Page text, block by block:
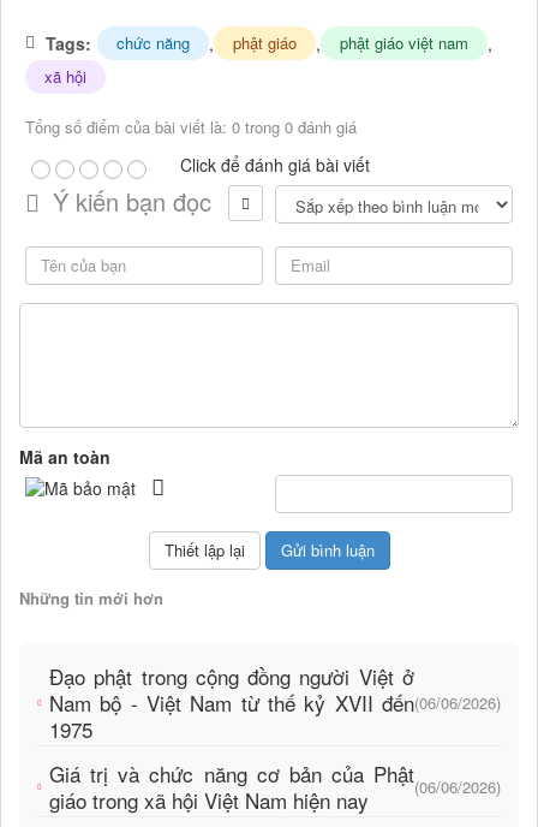
Tags: chức năng , phật giáo , phật giáo việt nam ,
xã hội
Tổng số điểm của bài viết là: 0 trong 0 đánh giá
Click để đánh giá bài viết
Ý kiến bạn đọc
Mã an toàn
Những tin mới hơn
Đạo phật trong cộng đồng người Việt ở
Nam bộ - Việt Nam từ thế kỷ XVII đến
1975
(06/06/2026)
Giá trị và chức năng cơ bản của Phật
giáo trong xã hội Việt Nam hiện nay
(06/06/2026)